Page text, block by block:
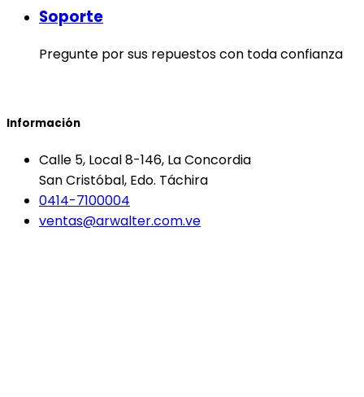
Soporte
Pregunte por sus repuestos con toda confianza
Información
Calle 5, Local 8-146, La Concordia
San Cristóbal, Edo. Táchira
0414-7100004
ventas@arwalter.com.ve